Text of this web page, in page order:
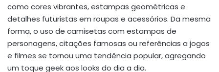
como cores vibrantes, estampas geométricas e
detalhes futuristas em roupas e acessórios. Da mesma
forma, o uso de camisetas com estampas de
personagens, citações famosas ou referências a jogos
e filmes se tornou uma tendência popular, agregando
um toque geek aos looks do dia a dia.